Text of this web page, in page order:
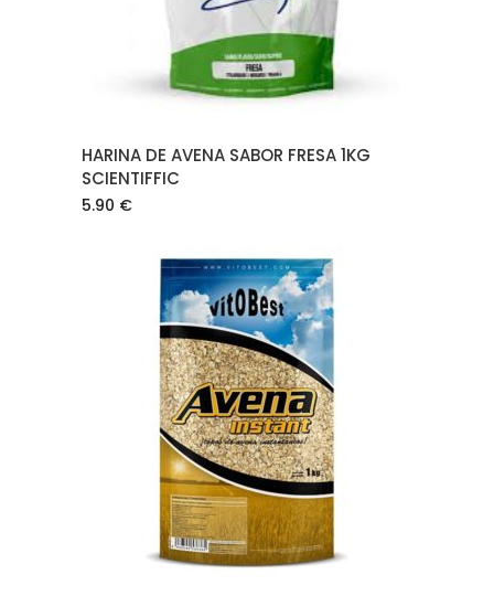
HARINA DE AVENA SABOR FRESA 1KG
SCIENTIFFIC
5.90 €
AÑADIR AL CARRITO